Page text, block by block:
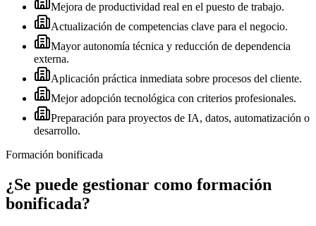
Mejora de productividad real en el puesto de trabajo.
Actualización de competencias clave para el negocio.
Mayor autonomía técnica y reducción de dependencia
externa.
Aplicación práctica inmediata sobre procesos del cliente.
Mejor adopción tecnológica con criterios profesionales.
Preparación para proyectos de IA, datos, automatización o
desarrollo.
Formación bonificada
¿Se puede gestionar como formación
bonificada?